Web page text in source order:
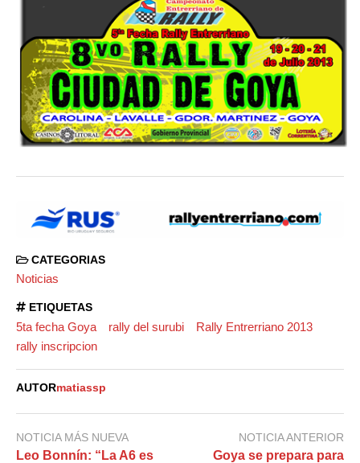
CATEGORIAS
Noticias
ETIQUETAS
5ta fecha Goya rally del surubi
Rally Entrerriano 2013
rally inscripcion
AUTORmatiassp
NOTICIA MÁS NUEVA
Leo Bonnín: “La A6 es
NOTICIA ANTERIOR
Goya se prepara para